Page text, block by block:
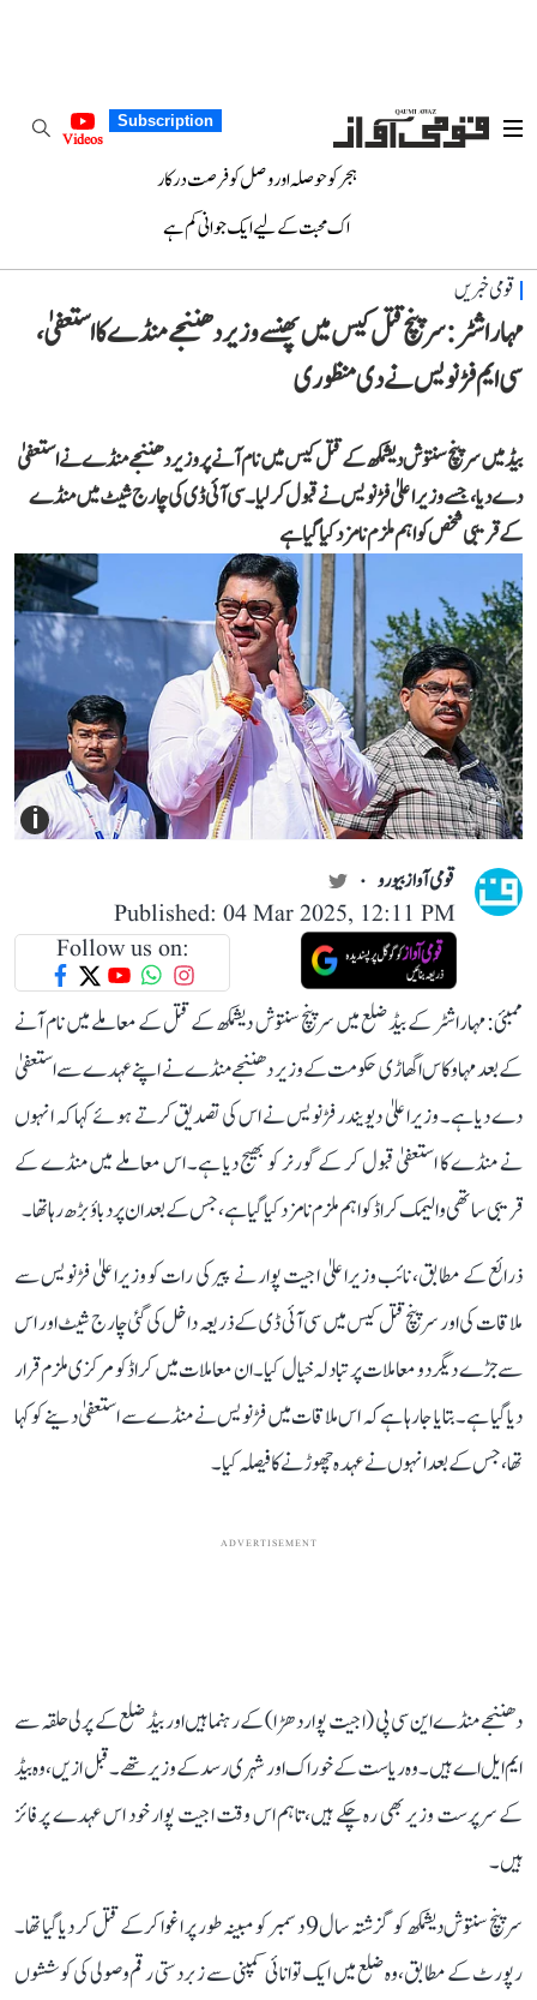
Subscription
Videos
ہجر کو حوصلہ اور وصل کو فرصت درکار
اک محبت کے لیے ایک جوانی کم ہے
قومی خبریں
مہاراشٹر: سرپنچ قتل کیس میں پھنسے وزیر دھننجے منڈے کا استعفیٰ،
سی ایم فڑنویس نے دی منظوری
بیڈ میں سرپنچ سنتوش دیشمکھ کے قتل کیس میں نام آنے پر وزیر دھننجے منڈے نے استعفیٰ
دے دیا، جسے وزیراعلیٰ فڑنویس نے قبول کر لیا۔ سی آئی ڈی کی چارج شیٹ میں منڈے
کے قریبی شخص کو اہم ملزم نامزد کیا گیا ہے
i
قومی آواز بیورو
Published: 04 Mar 2025, 12:11 PM
Follow us on:
ممبئی: مہاراشٹر کے بیڈ ضلع میں سرپنچ سنتوش دیشمکھ کے قتل کے معاملے میں نام آنے
کے بعد مہاوکاس اگھاڑی حکومت کے وزیر دھننجے منڈے نے اپنے عہدے سے استعفیٰ
دے دیا ہے۔ وزیراعلیٰ دیویندر فڑنویس نے اس کی تصدیق کرتے ہوئے کہا کہ انہوں
نے منڈے کا استعفیٰ قبول کر کے گورنر کو بھیج دیا ہے۔ اس معاملے میں منڈے کے
قریبی ساتھی والیمک کراڈ کو اہم ملزم نامزد کیا گیا ہے، جس کے بعد ان پر دباؤ بڑھ رہا تھا۔
ذرائع کے مطابق، نائب وزیراعلیٰ اجیت پوار نے پیر کی رات کو وزیراعلیٰ فڑنویس سے
ملاقات کی اور سرپنچ قتل کیس میں سی آئی ڈی کے ذریعہ داخل کی گئی چارج شیٹ اور اس
سے جڑے دیگر دو معاملات پر تبادلہ خیال کیا۔ ان معاملات میں کراڈ کو مرکزی ملزم قرار
دیا گیا ہے۔ بتایا جا رہا ہے کہ اس ملاقات میں فڑنویس نے منڈے سے استعفیٰ دینے کو کہا
تھا، جس کے بعد انہوں نے عہدہ چھوڑنے کا فیصلہ کیا۔
ADVERTISEMENT
دھننجے منڈے این سی پی (اجیت پوار دھڑا) کے رہنما ہیں اور بیڈ ضلع کے پرلی حلقہ سے
ایم ایل اے ہیں۔ وہ ریاست کے خوراک اور شہری رسد کے وزیر تھے۔ قبل ازیں، وہ بیڈ
کے سرپرست وزیر بھی رہ چکے ہیں، تاہم اس وقت اجیت پوار خود اس عہدے پر فائز
ہیں۔
سرپنچ سنتوش دیشمکھ کو گزشتہ سال 9 دسمبر کو مبینہ طور پر اغوا کر کے قتل کر دیا گیا تھا۔
رپورٹ کے مطابق، وہ ضلع میں ایک توانائی کمپنی سے زبردستی رقم وصولی کی کوششوں